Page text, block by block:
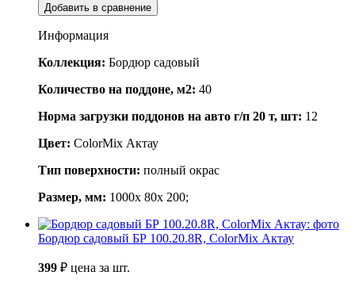
Добавить в сравнение
Информация
Коллекция: Бордюр садовый
Количество на поддоне, м2: 40
Норма загрузки поддонов на авто г/п 20 т, шт: 12
Цвет: ColorMix Актау
Тип поверхности: полный окрас
Размер, мм: 1000x 80x 200;
Бордюр садовый БР 100.20.8R, ColorMix Актау
399 ₽ цена за шт.